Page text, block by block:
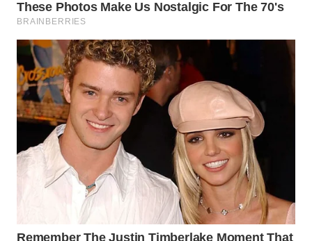
KARO
WN
SIMALUNGUN
WN
LABUHANBATU
WN